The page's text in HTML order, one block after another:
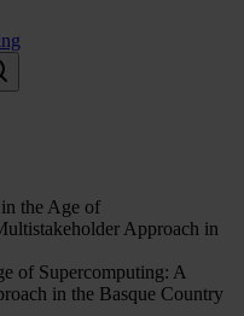
the Age of
Approach in
of Supercomputing: A
in the Basque Country